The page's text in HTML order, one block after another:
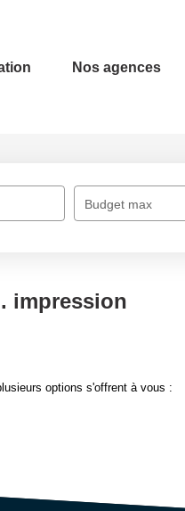
Nos agences
Budget max
impression
options s'offrent à vous :